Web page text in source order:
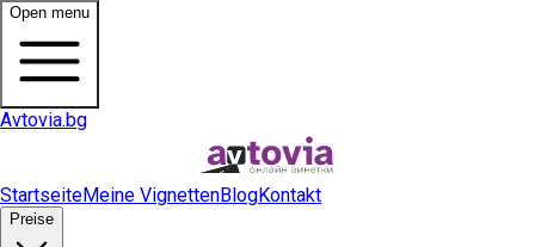
Open menu
Avtovia.bg
StartseiteMeine VignettenBlogKontakt
Preise